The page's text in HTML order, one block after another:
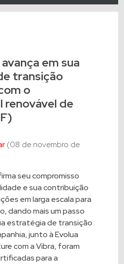
em sua
transição
o
renovável de
(08 de novembro de
seu compromisso
e sua contribuição
em larga escala para
dando mais um passo
estratégia de transição
junto à Evolua
com a Vibra, foram
para a